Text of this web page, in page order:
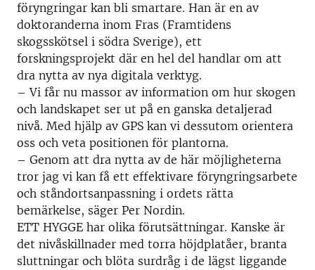
föryngringar kan bli smartare. Han är en av
doktoranderna inom Fras (Framtidens
skogsskötsel i södra Sverige), ett
forskningsprojekt där en hel del handlar om att
dra nytta av nya digitala verktyg.
– Vi får nu massor av information om hur skogen
och landskapet ser ut på en ganska detaljerad
nivå. Med hjälp av GPS kan vi dessutom orientera
oss och veta positionen för plantorna.
– Genom att dra nytta av de här möjligheterna
tror jag vi kan få ett effektivare föryngringsarbete
och ståndortsanpassning i ordets rätta
bemärkelse, säger Per Nordin.
ETT HYGGE har olika förutsättningar. Kanske är
det nivåskillnader med torra höjdplatåer, branta
sluttningar och blöta surdråg i de lägst liggande